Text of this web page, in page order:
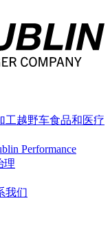
工越野车食品和医疗
Performance
理
我们